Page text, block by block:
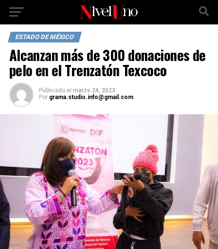
ESTADO DE MÉXICO
Alcanzan más de 300 donaciones de
pelo en el Trenzatón Texcoco
Publicado el marzo 24, 2023
Por grama.studio.info@gmail.com